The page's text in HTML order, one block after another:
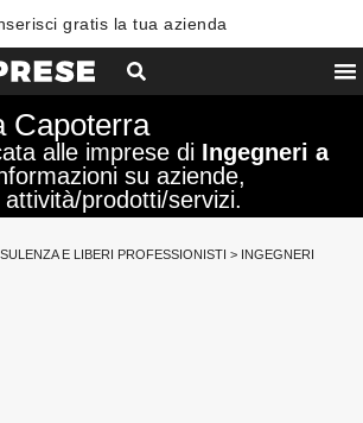
gratis la tua azienda
Capoterra
alle imprese di Ingegneri a
su aziende,
prodotti/servizi.
E LIBERI PROFESSIONISTI > INGEGNERI